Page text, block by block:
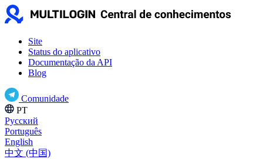
Site
Status do aplicativo
Documentação da API
Blog
Comunidade
PT
Русский
Português
English
中文 (中国)